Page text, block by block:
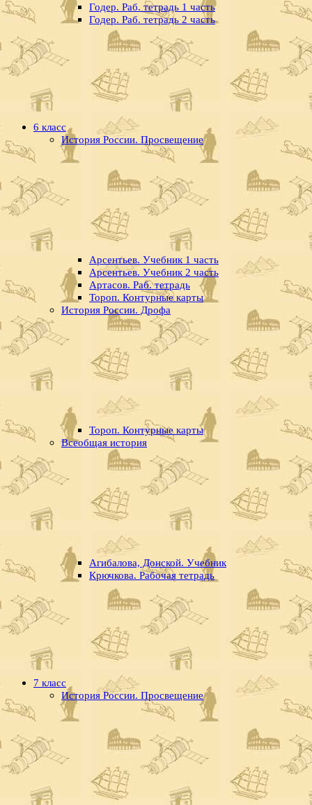
Годер. Раб. тетрадь 1 часть
Годер. Раб. тетрадь 2 часть
6 класс
История России. Просвещение
Арсентьев. Учебник 1 часть
Арсентьев. Учебник 2 часть
Артасов. Раб. тетрадь
Тороп. Контурные карты
История России. Дрофа
Тороп. Контурные карты
Всеобщая история
Агибалова, Донской. Учебник
Крючкова. Рабочая тетрадь
7 класс
История России. Просвещение